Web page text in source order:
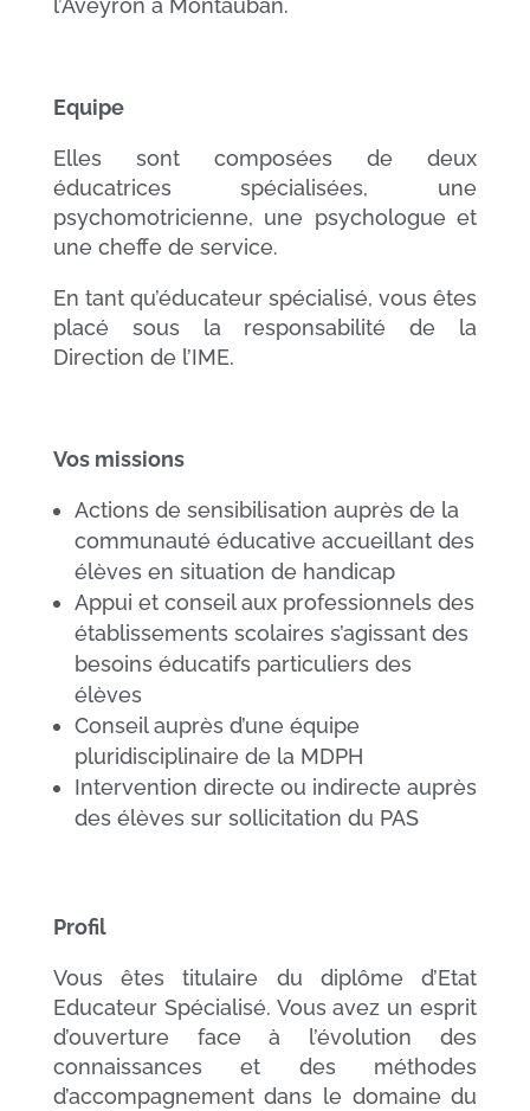
l’Aveyron à Montauban.
Equipe
Elles sont composées de deux
éducatrices spécialisées, une
psychomotricienne, une psychologue et
une cheffe de service.
En tant qu’éducateur spécialisé, vous êtes
placé sous la responsabilité de la
Direction de l’IME.
Vos missions
Actions de sensibilisation auprès de la
communauté éducative accueillant des
élèves en situation de handicap
Appui et conseil aux professionnels des
établissements scolaires s’agissant des
besoins éducatifs particuliers des
élèves
Conseil auprès d’une équipe
pluridisciplinaire de la MDPH
Intervention directe ou indirecte auprès
des élèves sur sollicitation du PAS
Profil
Vous êtes titulaire du diplôme d’Etat
Educateur Spécialisé. Vous avez un esprit
d’ouverture face à l’évolution des
connaissances et des méthodes
d’accompagnement dans le domaine du